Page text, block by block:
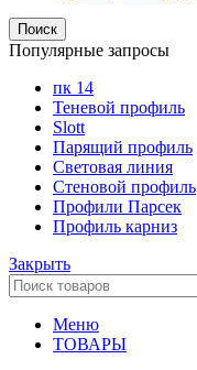
Поиск
Популярные запросы
пк 14
Теневой профиль
Slott
Парящий профиль
Световая линия
Стеновой профиль
Профили Парсек
Профиль карниз
Закрыть
Меню
ТОВАРЫ